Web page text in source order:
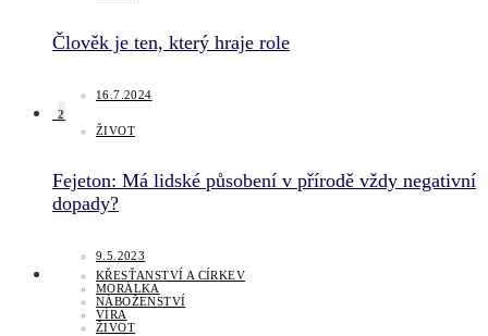
Člověk je ten, který hraje role
16.7.2024
2
ŽIVOT
Fejeton: Má lidské působení v přírodě vždy negativní
dopady?
9.5.2023
KŘESŤANSTVÍ A CÍRKEV
MORÁLKA
NÁBOŽENSTVÍ
VÍRA
ŽIVOT